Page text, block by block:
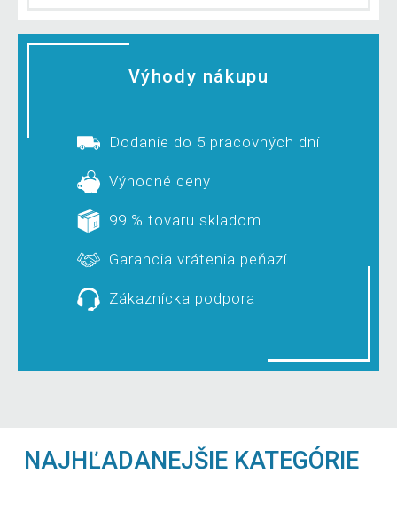
Výhody nákupu
Dodanie do 5 pracovných dní
Výhodné ceny
99 % tovaru skladom
Garancia vrátenia peňazí
Zákaznícka podpora
NAJHĽADANEJŠIE KATEGÓRIE